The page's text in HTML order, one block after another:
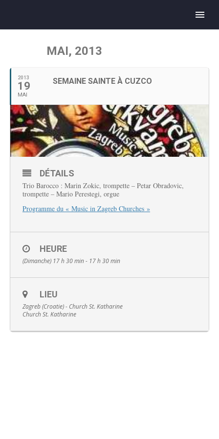
MAI, 2013
2013
19
MAI
SEMAINE SAINTE À CUZCO
DÉTAILS
Trio Barocco : Marin Zokic, trompette – Petar Obradovic,
trompette – Mario Perestegi, orgue
Programme du « Music in Zagreb Churches »
HEURE
(Dimanche) 17 h 30 min - 17 h 30 min
LIEU
Zagreb (Croatie) - Church St. Katharine
Church St. Katharine